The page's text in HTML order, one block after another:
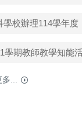
校辦理114學年度
期教師教學知能活
...